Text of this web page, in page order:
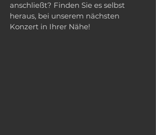
anschließt? Finden Sie es selbst
heraus, bei unserem nächsten
Konzert in Ihrer Nähe!